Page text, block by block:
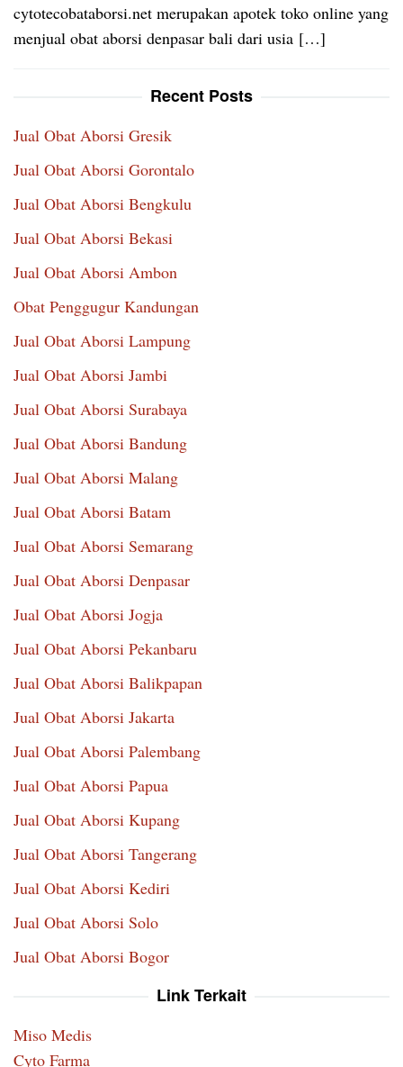
cytotecobataborsi.net merupakan apotek toko online yang
menjual obat aborsi denpasar bali dari usia […]
Recent Posts
Jual Obat Aborsi Gresik
Jual Obat Aborsi Gorontalo
Jual Obat Aborsi Bengkulu
Jual Obat Aborsi Bekasi
Jual Obat Aborsi Ambon
Obat Penggugur Kandungan
Jual Obat Aborsi Lampung
Jual Obat Aborsi Jambi
Jual Obat Aborsi Surabaya
Jual Obat Aborsi Bandung
Jual Obat Aborsi Malang
Jual Obat Aborsi Batam
Jual Obat Aborsi Semarang
Jual Obat Aborsi Denpasar
Jual Obat Aborsi Jogja
Jual Obat Aborsi Pekanbaru
Jual Obat Aborsi Balikpapan
Jual Obat Aborsi Jakarta
Jual Obat Aborsi Palembang
Jual Obat Aborsi Papua
Jual Obat Aborsi Kupang
Jual Obat Aborsi Tangerang
Jual Obat Aborsi Kediri
Jual Obat Aborsi Solo
Jual Obat Aborsi Bogor
Link Terkait
Miso Medis
Cyto Farma